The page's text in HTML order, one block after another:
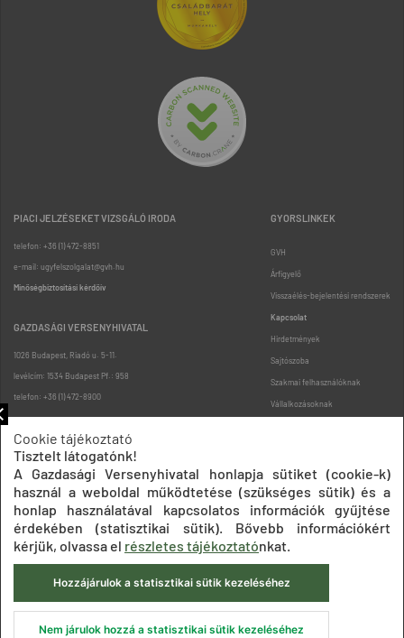
PIACI JELZÉSEKET VIZSGÁLÓ IRODA
telefon: +36 (1) 472-8851
e-mail: ugyfelszolgalat@gvh.hu
Minőségbiztosítási kérdőív
GAZDASÁGI VERSENYHIVATAL
1026 Budapest, Riadó u. 5-11.
levélcím: 1534 Budapest Pf.: 958
telefon: +36 (1) 472-8900
GYORSLINKEK
GVH
Árfigyelő
Visszaélés-bejelentési rendszerek
Kapcsolat
Hirdetmények
Sajtószoba
Szakmai felhasználóknak
Vállalkozásoknak
Oldaltérkép
Impresszum Adatkezelési tájékoztatók
Akadálymentesítési nyilatkozat
Közadatkereső
Süti beállítások ÁSZF
© 2020 Gazdasági Versenyhivatal
Cookie tájékoztató
Tisztelt látogatónk!
A Gazdasági Versenyhivatal honlapja sütiket (cookie-k)
használ a weboldal működtetése (szükséges sütik) és a
honlap használatával kapcsolatos információk gyűjtése
érdekében (statisztikai sütik). Bővebb információkért
kérjük, olvassa el részletes tájékoztatónkat.
Hozzájárulok a statisztikai sütik kezeléséhez
Nem járulok hozzá a statisztikai sütik kezeléséhez